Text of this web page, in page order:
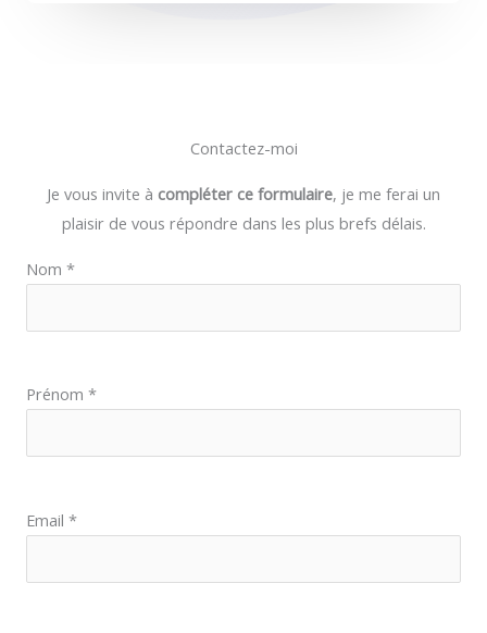
Contactez-moi
Je vous invite à compléter ce formulaire, je me ferai un
plaisir de vous répondre dans les plus brefs délais.
Nom *
Prénom *
Email *